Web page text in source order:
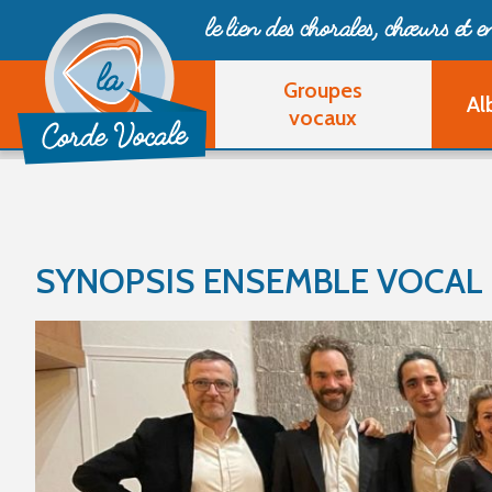
le lien des chorales, chœurset
Groupes
vocaux
SYNOPSIS ENSEMBLE VOCAL